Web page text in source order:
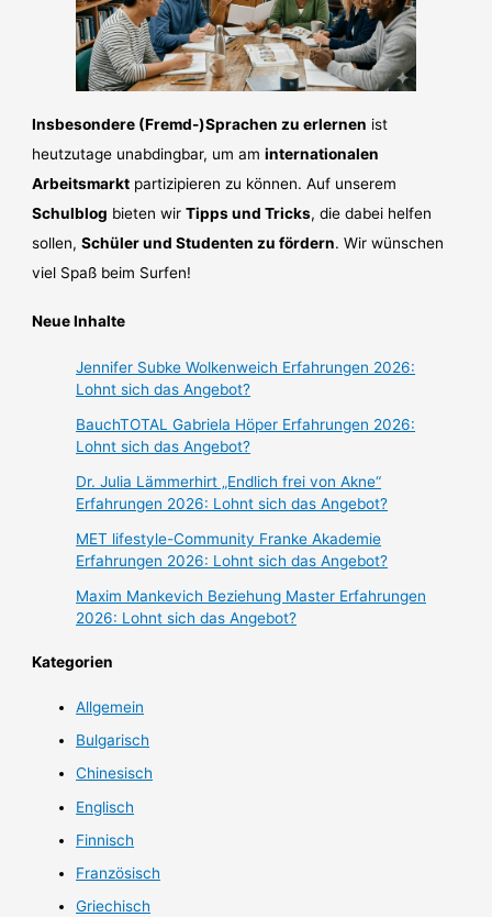
Insbesondere (Fremd-)Sprachen zu erlernen ist
heutzutage unabdingbar, um aminternationalen
Arbeitsmarkt partizipieren zu können. Auf unserem
Schulblog bieten wirTipps und Tricks, die dabei helfen
sollen,Schüler und Studenten zu fördern. Wir wünschen
viel Spaß beim Surfen!
Neue Inhalte
Jennifer Subke Wolkenweich Erfahrungen 2026:
Lohnt sich das Angebot?
BauchTOTAL Gabriela Höper Erfahrungen 2026:
Lohnt sich das Angebot?
Dr. Julia Lämmerhirt „Endlich frei von Akne“
Erfahrungen 2026: Lohnt sich das Angebot?
MET lifestyle-Community Franke Akademie
Erfahrungen 2026: Lohnt sich das Angebot?
Maxim Mankevich Beziehung Master Erfahrungen
2026: Lohnt sich das Angebot?
Kategorien
Allgemein
Bulgarisch
Chinesisch
Englisch
Finnisch
Französisch
Griechisch